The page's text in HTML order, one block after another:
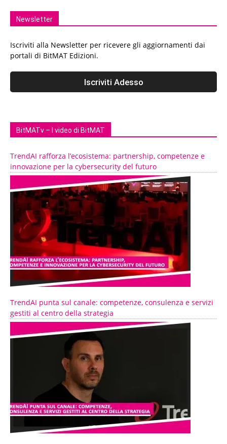
Newsletter
Iscriviti alla Newsletter per ricevere gli aggiornamenti dai
portali di BitMAT Edizioni.
BitMATv – I video di BitMAT
TrendAI rafforza l’ecosistema: partnership, competenze e
innovazione per la cybersecurity del futuro
TrendAI punta sul canale: competenze, consulenza e servizi
gestiti al centro della strategia